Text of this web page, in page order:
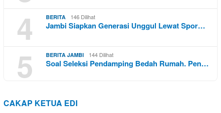
4 BERITA 146 Dilihat
Jambi Siapkan Generasi Unggul Lewat Spor…
5 BERITA JAMBI 144 Dilihat
Soal Seleksi Pendamping Bedah Rumah. Pen…
CAKAP KETUA EDI